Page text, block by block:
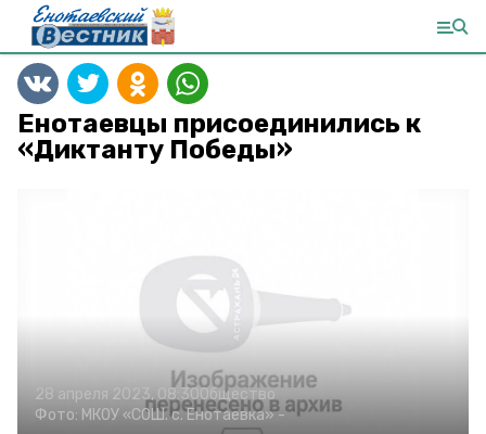
Енотаевцы присоединились к
«Диктанту Победы»
28 апреля 2023, 08:30Общество
Фото: МКОУ «СОШ. с. Енотаевка»-